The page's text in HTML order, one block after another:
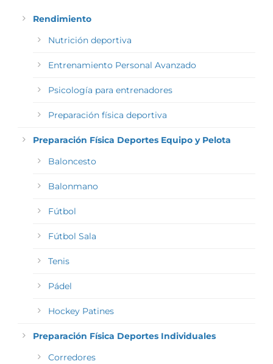
Rendimiento
Nutrición deportiva
Entrenamiento Personal Avanzado
Psicología para entrenadores
Preparación física deportiva
Preparación Física Deportes Equipo y Pelota
Baloncesto
Balonmano
Fútbol
Fútbol Sala
Tenis
Pádel
Hockey Patines
Preparación Física Deportes Individuales
Corredores